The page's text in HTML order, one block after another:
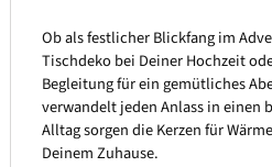
Ob als festlicher Blickfang im
Tischdeko bei Deiner Hochzeit
Begleitung für ein gemütliches
verwandelt jeden Anlass in einen
Alltag sorgen die Kerzen für
Deinem Zuhause.